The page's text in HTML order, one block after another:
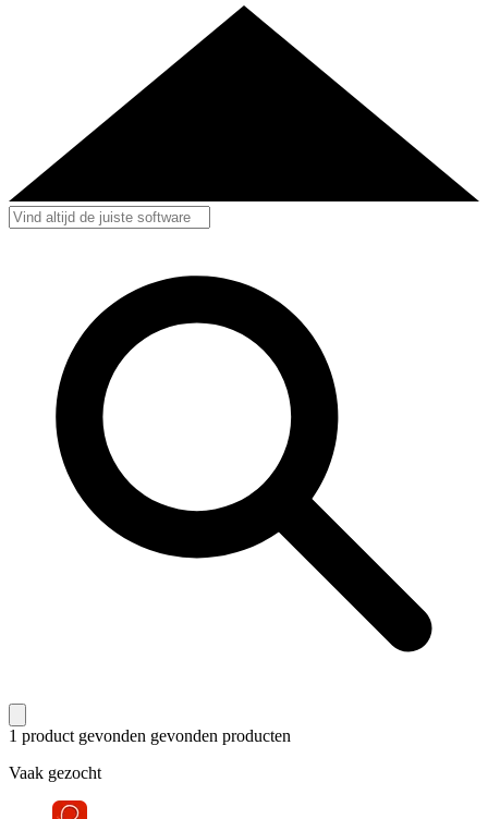
1 product gevonden gevonden producten
Vaak gezocht